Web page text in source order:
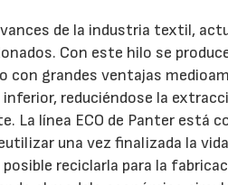
de la industria textil,
Con este hilo se
con grandes ventajas
reduciéndose la
La línea ECO de Panter está
una vez finalizada la
reciclarla para la